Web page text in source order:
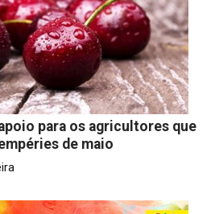
para os agricultores que
de maio